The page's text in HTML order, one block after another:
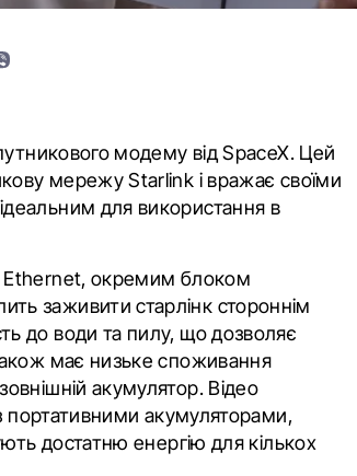
модему від SpaceX. Цей
мережу Starlink і вражає своїми
для використання в
Ethernet, окремим блоком
заживити старлінк стороннім
до води та пилу, що дозволяє
має низьке споживання
акумулятор. Відео
портативними акумуляторами,
достатню енергію для кількох